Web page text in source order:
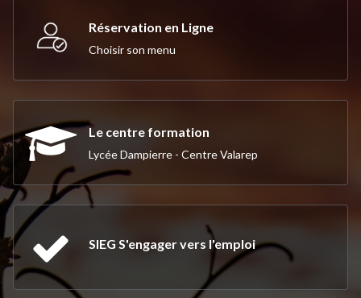
Réservation en Ligne
Choisir son menu
Le centre formation
Lycée Dampierre - Centre Valarep
SIEG S'engager vers l'emploi